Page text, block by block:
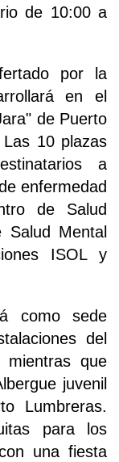
de 10:00 a
por la
en el
de Puerto
10 plazas
a
enfermedad
de Salud
Mental
ISOL y
como sede
del
mientras que
juvenil
Lumbreras.
para los
una fiesta